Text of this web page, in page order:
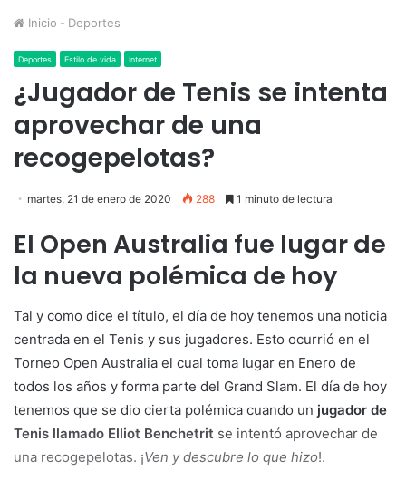
Inicio - Deportes
Deportes Estilo de vida Internet
¿Jugador de Tenis se intenta
aprovechar de una
recogepelotas?
martes, 21 de enero de 2020 288 1 minuto de lectura
El Open Australia fue lugar de
la nueva polémica de hoy
Tal y como dice el título, el día de hoy tenemos una noticia
centrada en el Tenis y sus jugadores. Esto ocurrió en el
Torneo Open Australia el cual toma lugar en Enero de
todos los años y forma parte del Grand Slam. El día de hoy
tenemos que se dio cierta polémica cuando un jugador de
Tenis llamado Elliot Benchetrit se intentó aprovechar de
una recogepelotas. ¡Ven y descubre lo que hizo!.